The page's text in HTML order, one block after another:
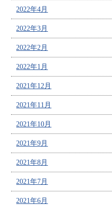
2022年4月
2022年3月
2022年2月
2022年1月
2021年12月
2021年11月
2021年10月
2021年9月
2021年8月
2021年7月
2021年6月